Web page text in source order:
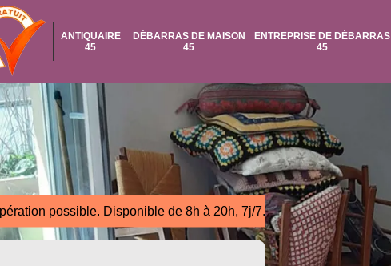
ANTIQUAIRE
45
DÉBARRAS DE MAISON
45
ENTREPRISE DE DÉBARRAS
45
possible. Disponible de 8h à 20h, 7j/7.